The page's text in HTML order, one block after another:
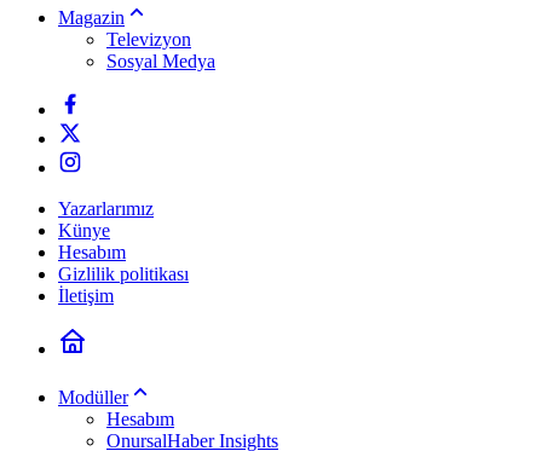
Magazin
Televizyon
Sosyal Medya
Yazarlarımız
Künye
Hesabım
Gizlilik politikası
İletişim
Modüller
Hesabım
OnursalHaber Insights